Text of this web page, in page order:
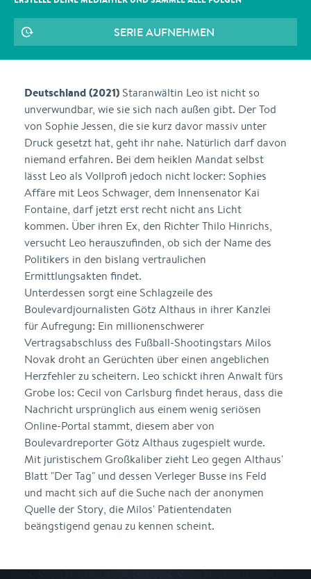
SERIE AUFNEHMEN
Deutschland (2021) Staranwältin Leo ist nicht so
unverwundbar, wie sie sich nach außen gibt. Der Tod
von Sophie Jessen, die sie kurz davor massiv unter
Druck gesetzt hat, geht ihr nahe. Natürlich darf davon
niemand erfahren. Bei dem heiklen Mandat selbst
lässt Leo als Vollprofi jedoch nicht locker: Sophies
Affäre mit Leos Schwager, dem Innensenator Kai
Fontaine, darf jetzt erst recht nicht ans Licht
kommen. Über ihren Ex, den Richter Thilo Hinrichs,
versucht Leo herauszufinden, ob sich der Name des
Politikers in den bislang vertraulichen
Ermittlungsakten findet.
Unterdessen sorgt eine Schlagzeile des
Boulevardjournalisten Götz Althaus in ihrer Kanzlei
für Aufregung: Ein millionenschwerer
Vertragsabschluss des Fußball-Shootingstars Milos
Novak droht an Gerüchten über einen angeblichen
Herzfehler zu scheitern. Leo schickt ihren Anwalt fürs
Grobe los: Cecil von Carlsburg findet heraus, dass die
Nachricht ursprünglich aus einem wenig seriösen
Online-Portal stammt, diesem aber von
Boulevardreporter Götz Althaus zugespielt wurde.
Mit juristischem Großkaliber zieht Leo gegen Althaus'
Blatt "Der Tag" und dessen Verleger Busse ins Feld
und macht sich auf die Suche nach der anonymen
Quelle der Story, die Milos' Patientendaten
beängstigend genau zu kennen scheint.